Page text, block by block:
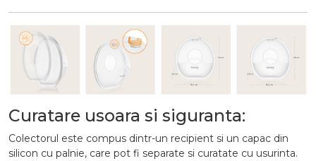
Curatare usoara si siguranta:
Colectorul este compus dintr-un recipient si un capac din
silicon cu palnie, care pot fi separate si curatate cu usurinta.